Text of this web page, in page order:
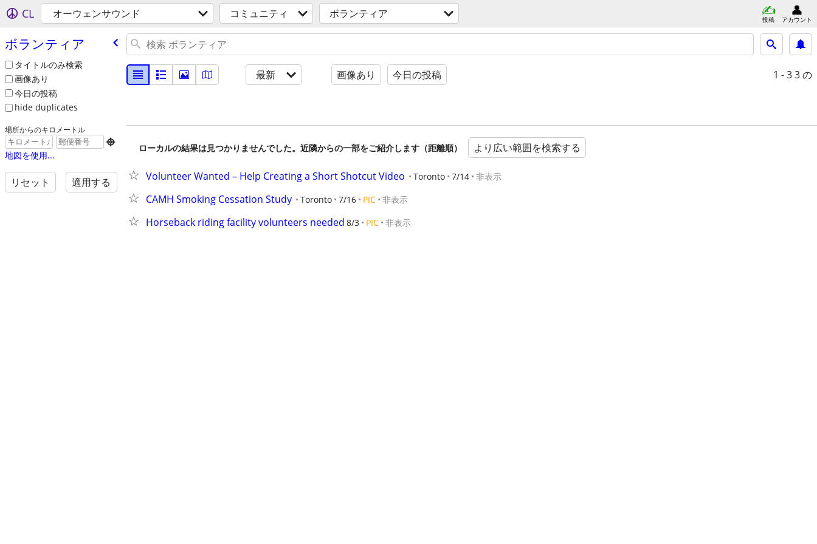
CL オーウェンサウンド コミュニティ ボランティア 投稿 アカウント
ボランティア
タイトルのみ検索
画像あり
今日の投稿
hide duplicates
場所からのキロメートル

地図を使用...
リセット 適用する
最新 画像あり 今日の投稿 1 - 33 の
ローカルの結果は見つかりませんでした。近隣からの一部をご紹介します（距離順） より広い範囲を検索する
Volunteer Wanted – Help Creating a Short Shotcut Video Toronto 7/14 非表示
CAMH Smoking Cessation Study Toronto 7/16 PIC 非表示
Horseback riding facility volunteers needed 8/3 PIC 非表示